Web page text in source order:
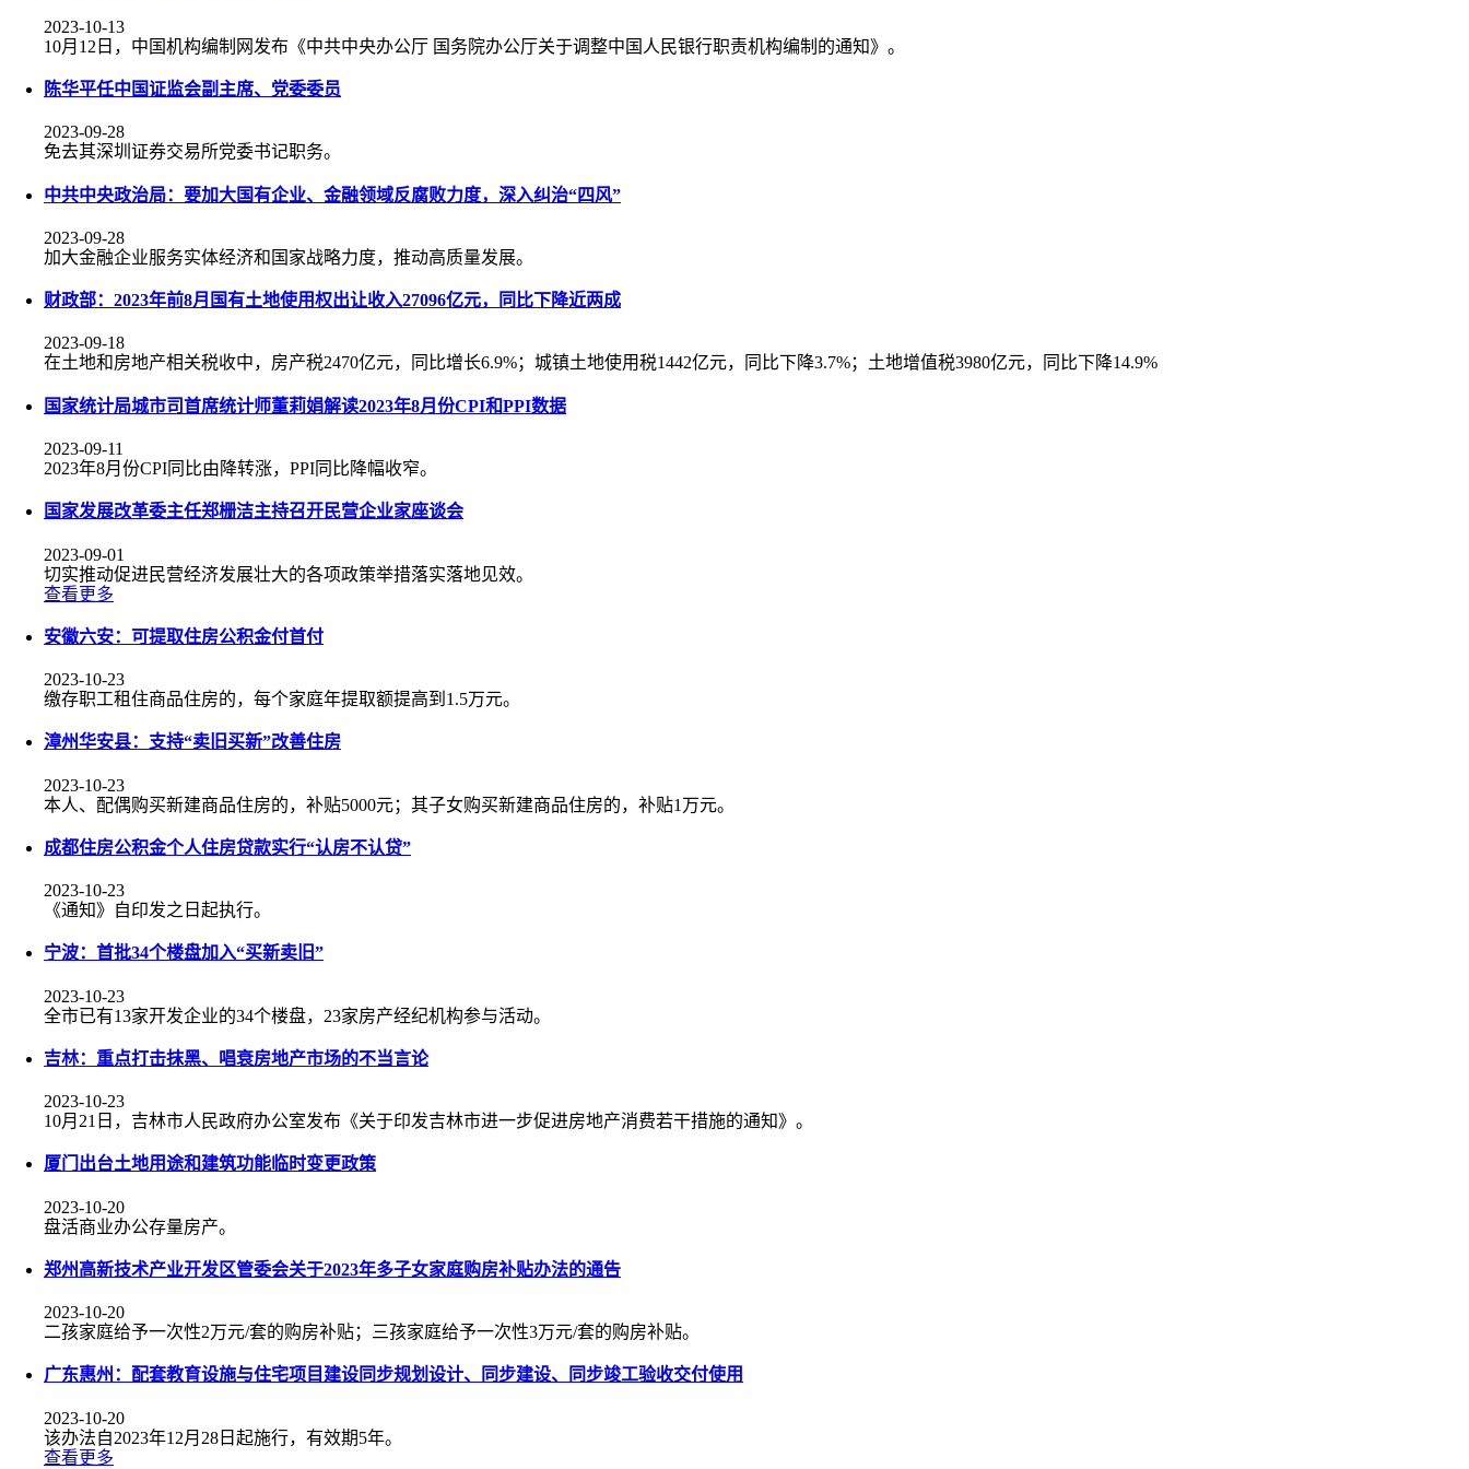
2023-10-13
10月12日，中国机构编制网发布《中共中央办公厅 国务院办公厅关于调整中国人民银行职责机构编制的通知》。
陈华平任中国证监会副主席、党委委员
2023-09-28
免去其深圳证券交易所党委书记职务。
中共中央政治局：要加大国有企业、金融领域反腐败力度，深入纠治“四风”
2023-09-28
加大金融企业服务实体经济和国家战略力度，推动高质量发展。
财政部：2023年前8月国有土地使用权出让收入27096亿元，同比下降近两成
2023-09-18
在土地和房地产相关税收中，房产税2470亿元，同比增长6.9%；城镇土地使用税1442亿元，同比下降3.7%；土地增值税3980亿元，同比下降14.9%
国家统计局城市司首席统计师董莉娟解读2023年8月份CPI和PPI数据
2023-09-11
2023年8月份CPI同比由降转涨，PPI同比降幅收窄。
国家发展改革委主任郑栅洁主持召开民营企业家座谈会
2023-09-01
切实推动促进民营经济发展壮大的各项政策举措落实落地见效。
查看更多
安徽六安：可提取住房公积金付首付
2023-10-23
缴存职工租住商品住房的，每个家庭年提取额提高到1.5万元。
漳州华安县：支持“卖旧买新”改善住房
2023-10-23
本人、配偶购买新建商品住房的，补贴5000元；其子女购买新建商品住房的，补贴1万元。
成都住房公积金个人住房贷款实行“认房不认贷”
2023-10-23
《通知》自印发之日起执行。
宁波：首批34个楼盘加入“买新卖旧”
2023-10-23
全市已有13家开发企业的34个楼盘，23家房产经纪机构参与活动。
吉林：重点打击抹黑、唱衰房地产市场的不当言论
2023-10-23
10月21日，吉林市人民政府办公室发布《关于印发吉林市进一步促进房地产消费若干措施的通知》。
厦门出台土地用途和建筑功能临时变更政策
2023-10-20
盘活商业办公存量房产。
郑州高新技术产业开发区管委会关于2023年多子女家庭购房补贴办法的通告
2023-10-20
二孩家庭给予一次性2万元/套的购房补贴；三孩家庭给予一次性3万元/套的购房补贴。
广东惠州：配套教育设施与住宅项目建设同步规划设计、同步建设、同步竣工验收交付使用
2023-10-20
该办法自2023年12月28日起施行，有效期5年。
查看更多